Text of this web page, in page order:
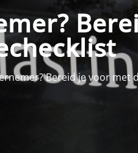
Bereid je voor met